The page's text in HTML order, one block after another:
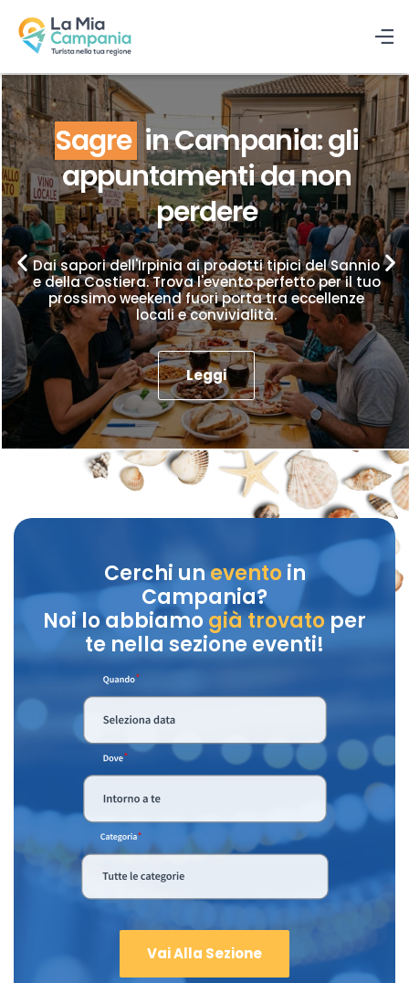
Sagre in Campania: gli
appuntamenti da non
perdere
Dai sapori dell'Irpinia ai prodotti tipici del Sannio
e della Costiera. Trova l'evento perfetto per il tuo
prossimo weekend fuori porta tra eccellenze
locali e convivialità.
Leggi
Cerchi unevento in
Campania?
Noi lo abbiamo già trovatoper
te nella sezione eventi!
Vai Alla Sezione